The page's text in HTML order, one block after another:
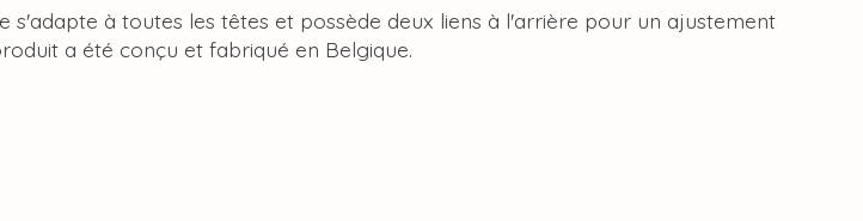
s'adapte à toutes les têtes et possède deux liens à l'arrière pour un ajustement
a été conçu et fabriqué en Belgique.